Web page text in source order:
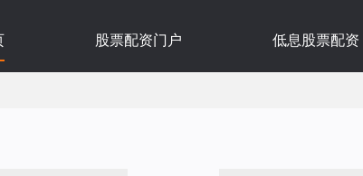
股票配资门户 低息股票配资